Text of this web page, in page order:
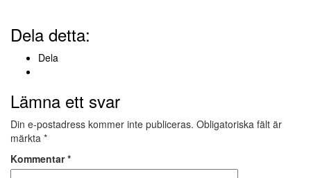
Dela detta:
Dela
Lämna ett svar
Din e-postadress kommer inte publiceras. Obligatoriska fält är
märkta *
Kommentar*